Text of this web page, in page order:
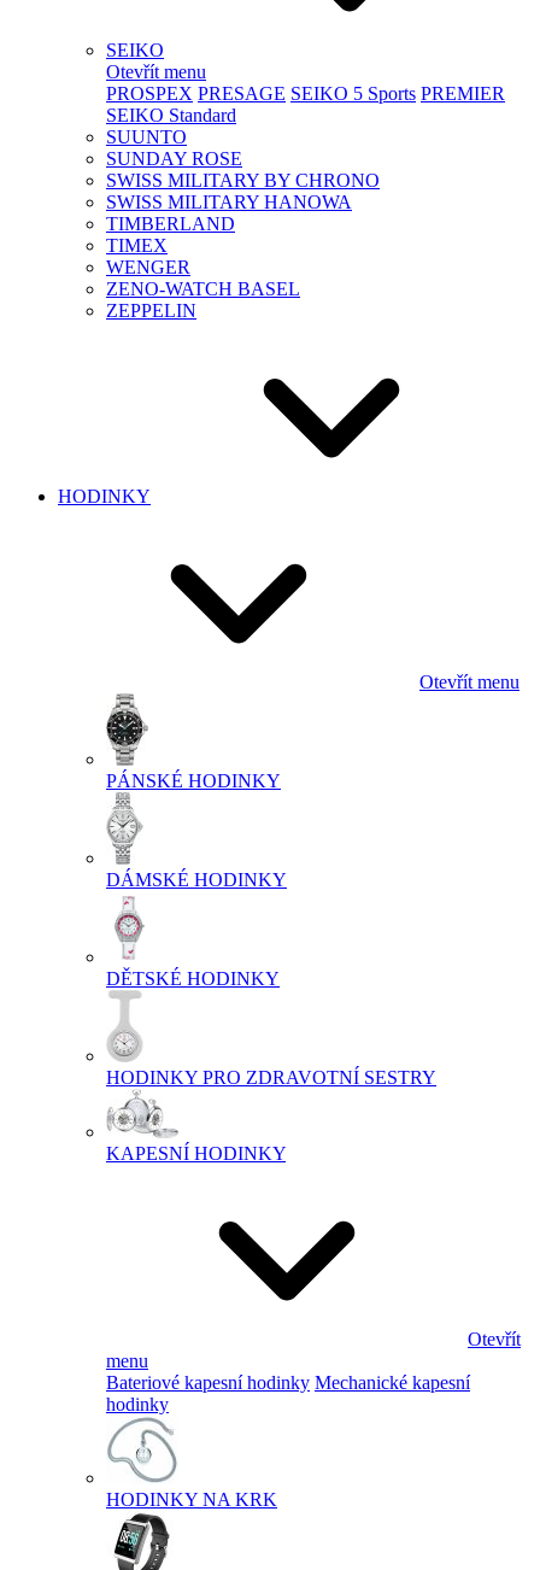
SEIKO
Otevřít menu
PROSPEX PRESAGE SEIKO 5 Sports PREMIER
SEIKO Standard
SUUNTO
SUNDAY ROSE
SWISS MILITARY BY CHRONO
SWISS MILITARY HANOWA
TIMBERLAND
TIMEX
WENGER
ZENO-WATCH BASEL
ZEPPELIN
HODINKY
Otevřít menu
PÁNSKÉ HODINKY
DÁMSKÉ HODINKY
DĚTSKÉ HODINKY
HODINKY PRO ZDRAVOTNÍ SESTRY
KAPESNÍ HODINKY
Otevřít
menu
Bateriové kapesní hodinky Mechanické kapesní
hodinky
HODINKY NA KRK